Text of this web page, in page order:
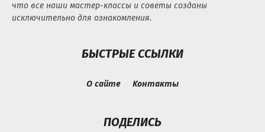
что все наши мастер-классы и советы созданы
исключительно для ознакомления.
БЫСТРЫЕ ССЫЛКИ
О сайте Контакты
ПОДЕЛИСЬ